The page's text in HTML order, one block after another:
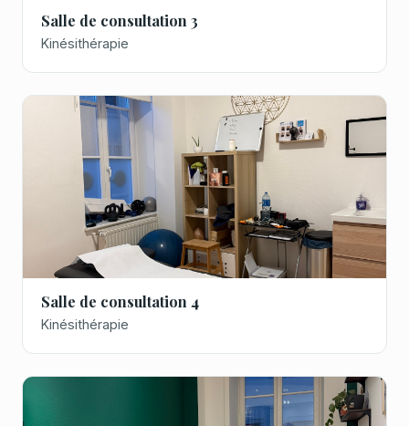
Salle de consultation 3
Kinésithérapie
Salle de consultation 4
Kinésithérapie